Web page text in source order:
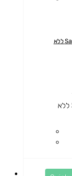
החלפת מסך LCD+מגע מקורי Samsung Galaxy S7 ללא
LCD+מגע מקורי Samsung Galaxy S7 ללא